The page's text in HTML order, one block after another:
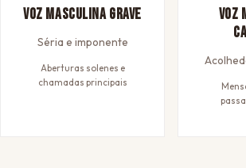
Voz Masculina Grave
Séria e imponente
Aberturas solenes e
chamadas principais
Voz